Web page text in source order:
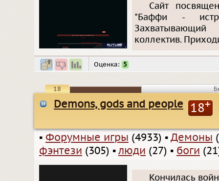
Сайт
"Баффи -
коллектив.
Оценка: 5
18
Demons, gods and people 18+
▪ Форумные игры (4933) ▪ Демоны
фэнтези (305) ▪ люди (27) ▪ боги
Кончилась